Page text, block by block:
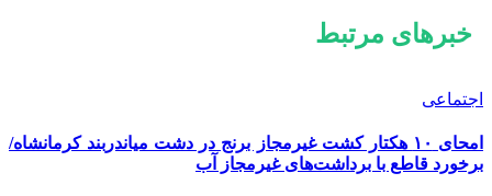
خبرهای مرتبط
اجتماعی
امحای ۱۰ هکتار کشت غیرمجاز برنج در دشت میاندربند کرمانشاه/
برخورد قاطع با برداشت‌های غیرمجاز آب